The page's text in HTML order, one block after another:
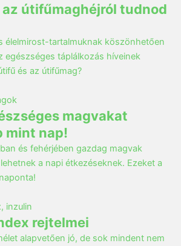
útifűmaghéjról tudnod
élelmirost-tartalmuknak köszönhetően
egészséges táplálkozás híveinek
és az útifűmag?
magvakat
mint nap!
és fehérjében gazdag magvak
a napi étkezéseknek. Ezeket a
rejtelmei
alapvetően jó, de sok mindent nem